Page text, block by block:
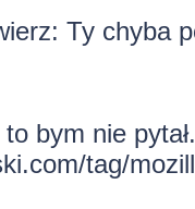
Ty chyba
bym nie
tag/